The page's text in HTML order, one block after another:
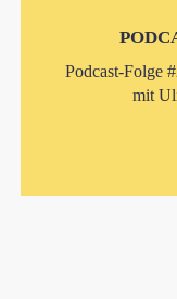
Podcast-Folge
mit